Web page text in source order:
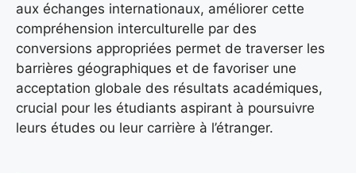
aux échanges internationaux, améliorer cette
compréhension interculturelle par des
conversions appropriées permet de traverser les
barrières géographiques et de favoriser une
acceptation globale des résultats académiques,
crucial pour les étudiants aspirant à poursuivre
leurs études ou leur carrière à l’étranger.